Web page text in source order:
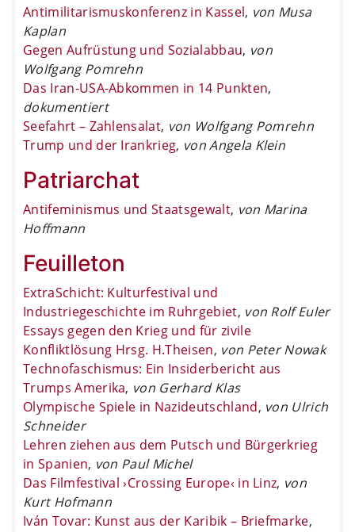
Antimilitarismuskonferenz in Kassel, von Musa
Kaplan
Gegen Aufrüstung und Sozialabbau, von
Wolfgang Pomrehn
Das Iran-USA-Abkommen in 14 Punkten,
dokumentiert
Seefahrt – Zahlensalat, von Wolfgang Pomrehn
Trump und der Irankrieg, von Angela Klein
Patriarchat
Antifeminismus und Staatsgewalt, von Marina
Hoffmann
Feuilleton
ExtraSchicht: Kulturfestival und
Industriegeschichte im Ruhrgebiet, von Rolf Euler
Essays gegen den Krieg und für zivile
Konfliktlösung Hrsg. H.Theisen, von Peter Nowak
Technofaschismus: Ein Insiderbericht aus
Trumps Amerika, von Gerhard Klas
Olympische Spiele in Nazideutschland, von Ulrich
Schneider
Lehren ziehen aus dem Putsch und Bürgerkrieg
in Spanien, von Paul Michel
Das Filmfestival ›Crossing Europe‹ in Linz, von
Kurt Hofmann
Iván Tovar: Kunst aus der Karibik – Briefmarke,